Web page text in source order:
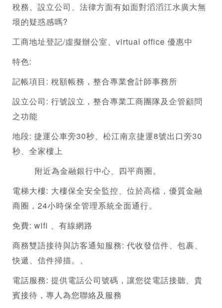
稅務、設立公司、法律方面有如面對滔滔江水廣大無
垠的疑惑感嗎?
工商地址登記/虛擬辦公室 、virtual office 優惠中
特色:
記帳項目: 稅額帳務，整合專業會計師事務所
設立公司: 行號設立，整合專業工商團隊及企管顧問
之功能
地段: 捷運公車旁30秒、松江南京捷運8號出口旁30
秒、全家樓上
附近為金融銀行中心、四平商圈。
電梯大樓: 大樓保全安全監控、位於高檔，優質金融
商圈，24小時保全管理系統全面通行。
免費: wifi 、有線網路
商務雙語接待與訪客通知服務: 代收發信件、包裹、
快遞、信件掃描。、
電話服務: 提供電話公司號碼，讓您從電話接聽、貴
賓接待，專人為您聯絡及服務